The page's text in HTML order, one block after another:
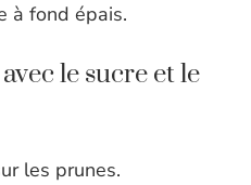
à fond épais.
le sucre et le
les prunes.